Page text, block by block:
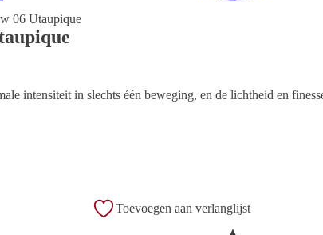
06 Utaupique
intensiteit in slechts één beweging, en de lichtheid en
Toevoegen aan verlanglijst